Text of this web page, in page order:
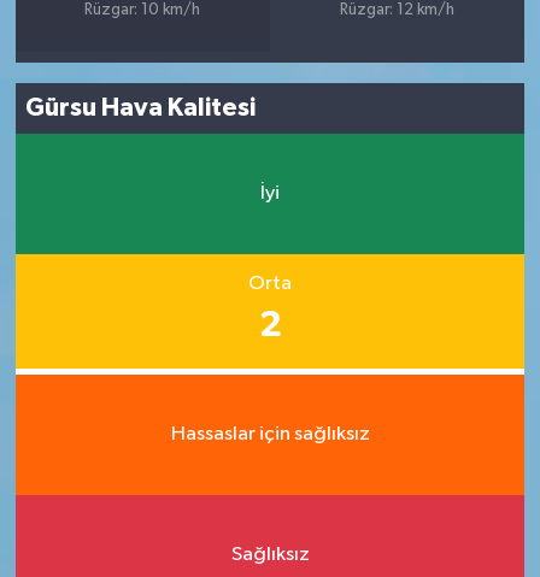
Rüzgar: 10 km/h
Rüzgar: 12 km/h
Gürsu Hava Kalitesi
İyi
Orta
2
Hassaslar için sağlıksız
Sağlıksız